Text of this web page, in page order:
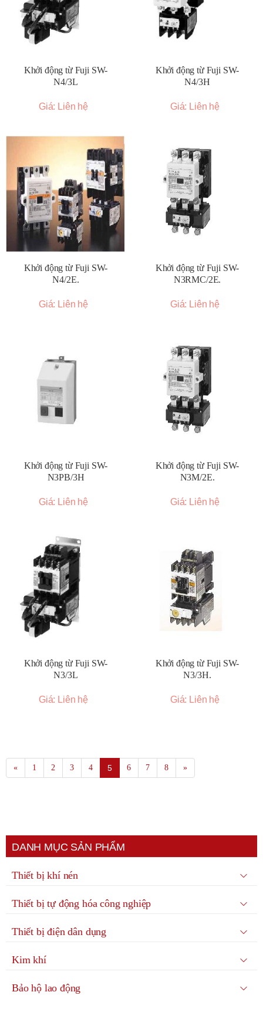
Khởi động từ Fuji SW-
N4/3L
Giá: Liên hệ
Khởi động từ Fuji SW-
N4/3H
Giá: Liên hệ
Khởi động từ Fuji SW-
N4/2E.
Giá: Liên hệ
Khởi động từ Fuji SW-
N3RMC/2E.
Giá: Liên hệ
Khởi động từ Fuji SW-
N3PB/3H
Giá: Liên hệ
Khởi động từ Fuji SW-
N3M/2E.
Giá: Liên hệ
Khởi động từ Fuji SW-
N3/3L
Giá: Liên hệ
Khởi động từ Fuji SW-
N3/3H.
Giá: Liên hệ
« 1 2 3 4 5 6 7 8 »
DANH MỤC SẢN PHẨM
Thiết bị khí nén
Thiết bị tự động hóa công nghiệp
Thiết bị điện dân dụng
Kim khí
Bảo hộ lao động